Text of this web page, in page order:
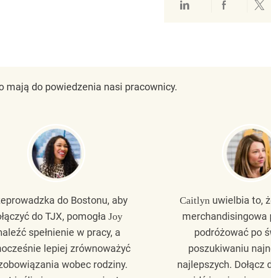
Udostępnianie przez
mają do powiedzenia nasi pracownicy.
do Bostonu, aby
do TJX, pomogła Joy
spełnienie w pracy, a
lepiej zrównoważyć
wobec rodziny.
Caitlynuwielbia to,
merchandisingowa
podróżować po
poszukiwaniu
najlepszych. Dołącz